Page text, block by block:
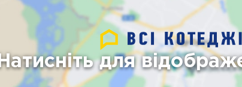
Натисніть для